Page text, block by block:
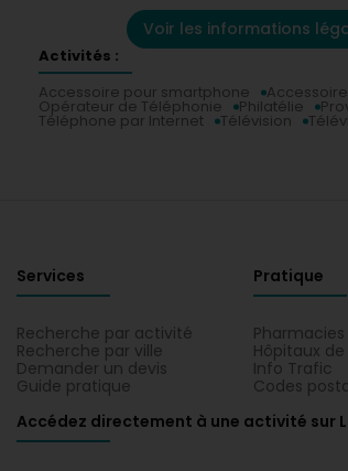
Voir les informations
Activités :
Accessoire pour smartphone
Opérateur de Téléphonie Philatélie
Téléphone par Internet Télévision
Services
Recherche par activité
Recherche par ville
Demander un devis
Guide pratique
Pratique
Hôpitaux
Info Trafic
Codes
Accédez directement à une activité sur